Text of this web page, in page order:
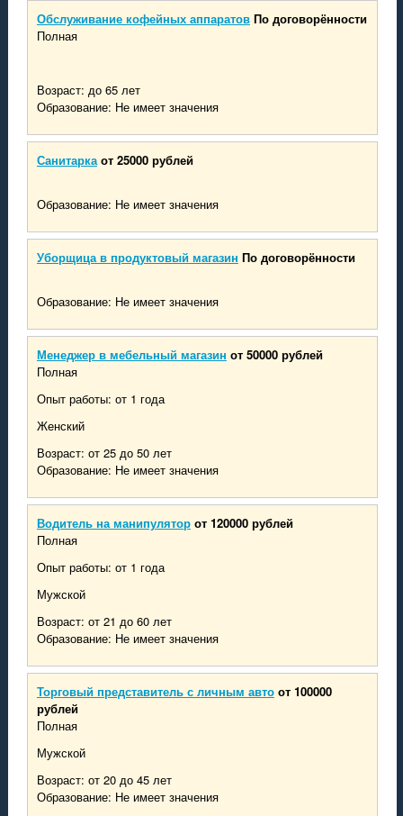
Обслуживание кофейных аппаратов По договорённости
Полная
Возраст: до 65 лет
Образование: Не имеет значения
Санитарка от 25000 рублей
Образование: Не имеет значения
Уборщица в продуктовый магазин По договорённости
Образование: Не имеет значения
Менеджер в мебельный магазин от 50000 рублей
Полная
Опыт работы: от 1 года
Женский
Возраст: от 25 до 50 лет
Образование: Не имеет значения
Водитель на манипулятор от 120000 рублей
Полная
Опыт работы: от 1 года
Мужской
Возраст: от 21 до 60 лет
Образование: Не имеет значения
Торговый представитель с личным авто от 100000
рублей
Полная
Мужской
Возраст: от 20 до 45 лет
Образование: Не имеет значения